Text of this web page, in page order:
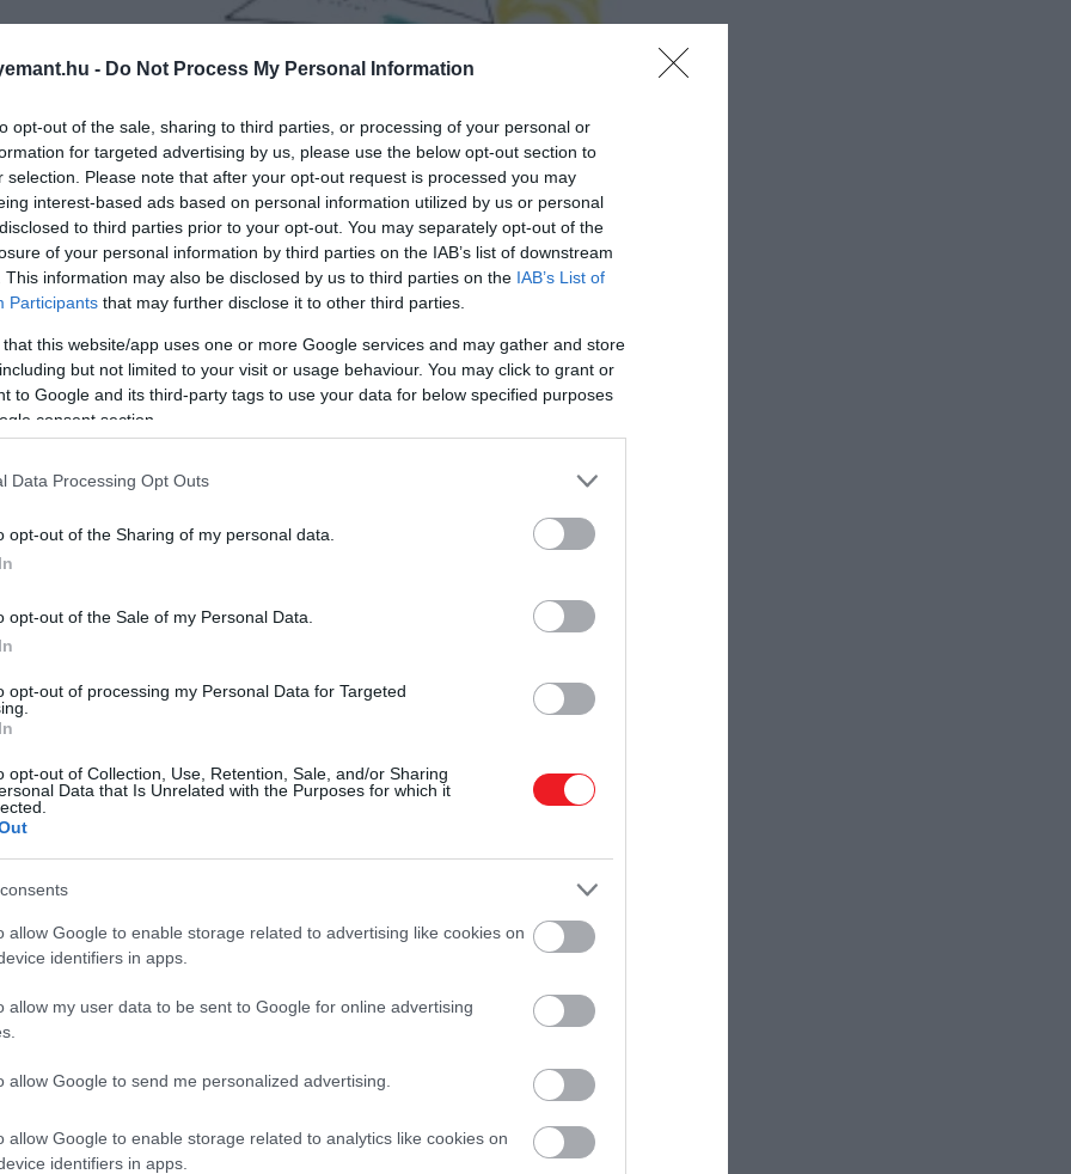
- Do Not Process My Personal Information
opt-out of the sale, sharing to third parties, or processing of your personal or
for targeted advertising by us, please use the below opt-out section to
selection. Please note that after your opt-out request is processed you may
interest-based ads based on personal information utilized by us or personal
to third parties prior to your opt-out. You may separately opt-out of the
of your personal information by third parties on the IAB’s list of downstream
This information may also be disclosed by us to third parties on the IAB’s List of
Participants that may further disclose it to other third parties.
that this website/app uses one or more Google services and may gather and store
but not limited to your visit or usage behaviour. You may click to grant or
to Google and its third-party tags to use your data for below specified purposes
consent section.
Data Processing Opt Outs
opt-out of the Sharing of my personal data.
opt-out of the Sale of my Personal Data.
opt-out of processing my Personal Data for Targeted
opt-out of Collection, Use, Retention, Sale, and/or Sharing
Data that Is Unrelated with the Purposes for which it
allow Google to enable storage related to advertising like cookies on
identifiers in apps.
allow my user data to be sent to Google for online advertising
allow Google to send me personalized advertising.
allow Google to enable storage related to analytics like cookies on
identifiers in apps.